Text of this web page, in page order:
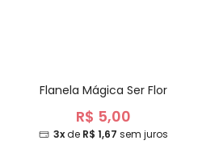
Flanela Mágica Ser Flor
R$ 5,00
3xde R$ 1,67 sem juros